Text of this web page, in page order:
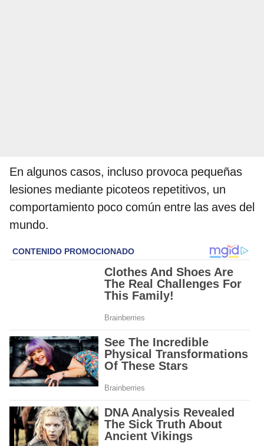
En algunos casos, incluso provoca pequeñas
lesiones mediante picoteos repetitivos, un
comportamiento poco común entre las aves del
mundo.